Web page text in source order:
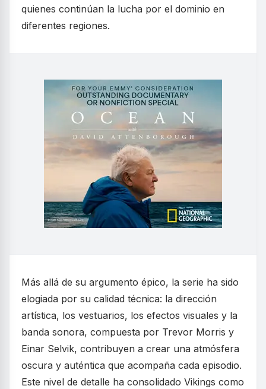
quienes continúan la lucha por el dominio en
diferentes regiones.
Más allá de su argumento épico, la serie ha sido
elogiada por su calidad técnica: la dirección
artística, los vestuarios, los efectos visuales y la
banda sonora, compuesta por Trevor Morris y
Einar Selvik, contribuyen a crear una atmósfera
oscura y auténtica que acompaña cada episodio.
Este nivel de detalle ha consolidado Vikings como